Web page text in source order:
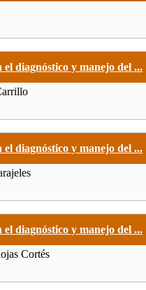
el diagnóstico y manejo del ...
el diagnóstico y manejo del ...
el diagnóstico y manejo del ...
Cortés